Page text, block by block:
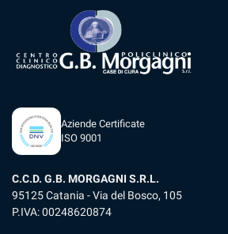
Aziende Certificate
ISO 9001
C.C.D. G.B. MORGAGNI S.R.L.
95125 Catania - Via del Bosco, 105
P.IVA: 00248620874